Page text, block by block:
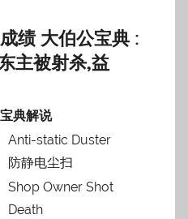
绩 大伯公宝典 :
主被射杀,益
典解说
Anti-static Duster
防静电尘扫
Shop Owner Shot
Death